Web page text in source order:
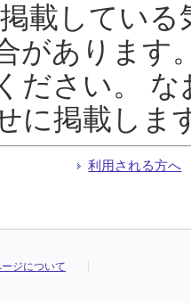
載している
があります
ださい。 な
に掲載しま
利用される方へ
ジについて